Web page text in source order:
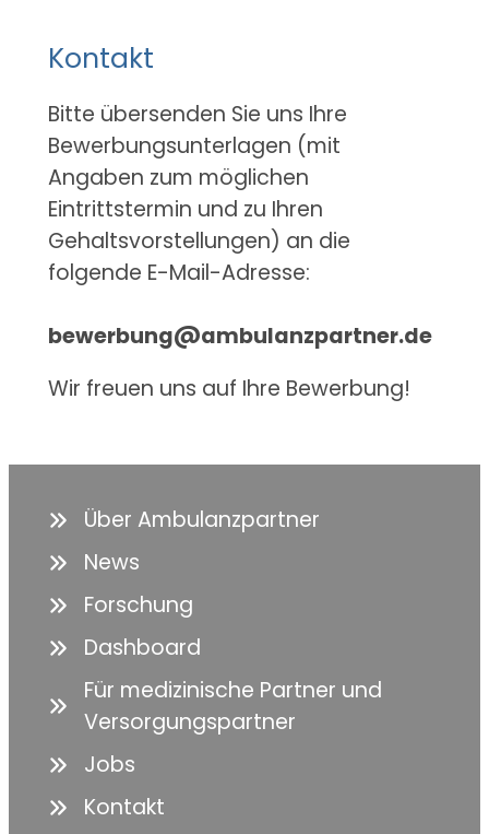
Kontakt
Bitte übersenden Sie uns Ihre
Bewerbungsunterlagen (mit
Angaben zum möglichen
Eintrittstermin und zu Ihren
Gehaltsvorstellungen) an die
folgende E-Mail-Adresse:
bewerbung@ambulanzpartner.de
Wir freuen uns auf Ihre Bewerbung!
Über Ambulanzpartner
News
Forschung
Dashboard
Für medizinische Partner und
Versorgungspartner
Jobs
Kontakt